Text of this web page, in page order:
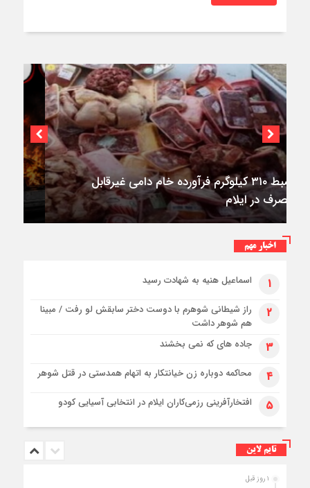
۳فوتی در واژگونی و آتش‌سوزی پژو ۴۰۵ در
کمربندی شرقی ایلام
اخبار مهم
۱ اسماعیل هنیه به شهادت رسید
۲
راز شیطانی شوهرم با دوست دختر سابقش لو رفت / مبینا
هم شوهر داشت
۳ جاده های که نمی بخشند
۴ محاکمه دوباره زن خیانتکار به اتهام همدستی در قتل شوهر
۵ افتخارآفرینی رزمی‌کاران ایلام در انتخابی آسیایی کودو
تایم لاین
۱ روز قبل